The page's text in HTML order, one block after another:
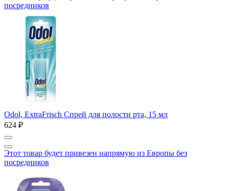
посредников
Odol, ExtraFrisch Спрей для полости рта, 15 мл
624 ₽
Этот товар будет привезен напрямую из Европы без
посредников